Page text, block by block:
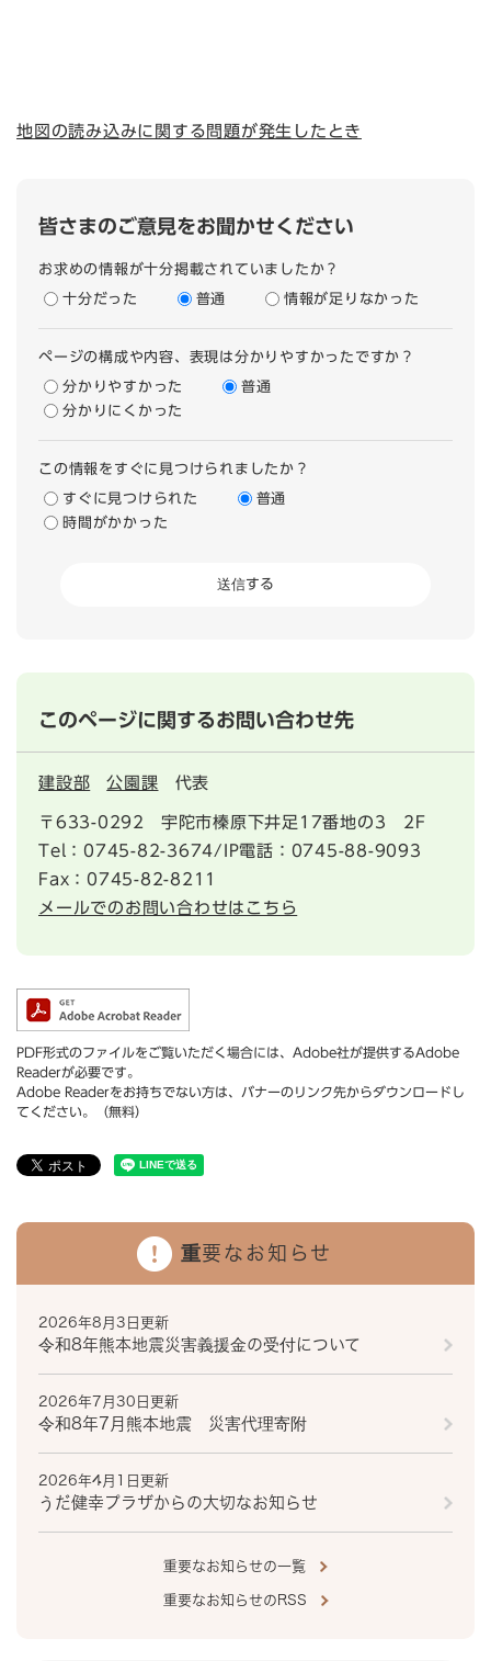
地図の読み込みに関する問題が発生したとき
皆さまのご意見をお聞かせください
お求めの情報が十分掲載されていましたか？
十分だった 普通 情報が足りなかった
ページの構成や内容、表現は分かりやすかったですか？
分かりやすかった
普通
分かりにくかった
この情報をすぐに見つけられましたか？
すぐに見つけられた
普通
時間がかかった
このページに関するお問い合わせ先
建設部 公園課 代表
〒633-0292
宇陀市榛原下井足17番地の3 2F
Tel：0745-82-3674/IP電話：0745-88-9093
Fax：0745-82-8211
メールでのお問い合わせはこちら
PDF形式のファイルをご覧いただく場合には、Adobe社が提供するAdobe
Readerが必要です。
Adobe Readerをお持ちでない方は、バナーのリンク先からダウンロードし
てください。（無料）
重要なお知らせ
2026年8月3日更新
令和8年熊本地震災害義援金の受付について
2026年7月30日更新
令和8年7月熊本地震 災害代理寄附
2026年4月1日更新
うだ健幸プラザからの大切なお知らせ
重要なお知らせの一覧
重要なお知らせのRSS